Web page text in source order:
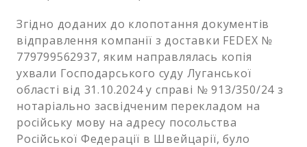
Згідно доданих до клопотання документів
відправлення компанії з доставки FEDEX №
779799562937, яким направлялась копія
ухвали Господарського суду Луганської
області від 31.10.2024 у справі № 913/350/24 з
нотаріально засвідченим перекладом на
російську мову на адресу посольства
Російської Федерації в Швейцарії, було